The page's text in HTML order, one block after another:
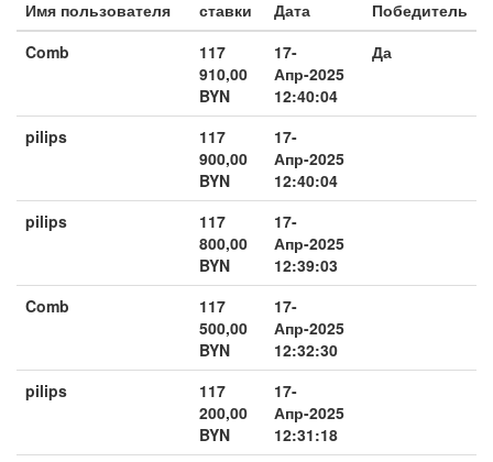
Имя пользователя ставки Дата
Победитель
Comb
117
910,00
BYN
17-
Апр-2025
12:40:04
Да
pilips
117
900,00
BYN
17-
Апр-2025
12:40:04
pilips
117
800,00
BYN
17-
Апр-2025
12:39:03
Comb
117
500,00
BYN
17-
Апр-2025
12:32:30
pilips
117
200,00
BYN
17-
Апр-2025
12:31:18